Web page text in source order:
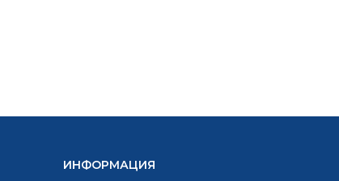
ИНФОРМАЦИЯ